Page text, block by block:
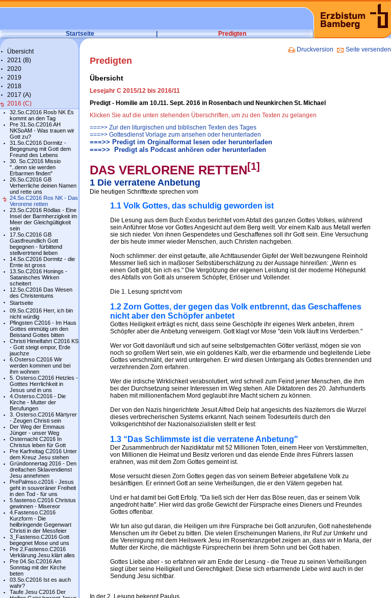
Startseite | Predigten
Übersicht
2021 (B)
2020
2019
2018
2017 (A)
2016 (C)
32.So.C2016 Rosb NK Es
kommt an den Tag
Pre 31.So.C2016 AH
NKSoAM - Was trauen wir
Gott zu?
31.So.C2016 Dormitz -
Begegnung mit Gott dem
Freund des Lebens
30. So.C2016 Missio
"..denn sie werden
Erbarmen finden"
26.So.C2016 GB
Verherrliche deinen Namen
und rette uns
24.So.C2016 Ros NK - Das
Verorene retten
23.So.C2016 Rödlas - Eine
Insel der Barmherzigkeit im
Meer der Gleichgültigkeit
sein
17.So.C2016 GB
Gastfreundlich Gott
begegnen - fürbittend
stellvertrtend lieben
14.So.C2016 Dormitz - die
Ernte ist gross
13.So.C2016 Honings -
Satanisches Wirken
scheitert
12.So.C2016 Das Wesen
des Christentums
Startseite
09.So.C2016 Herr, ich bin
nicht würdig
Pfingsten C2016 - Im Haus
Gottes einmütig um den
Beistand Gottes bitten
Christi Himelfahrt C2016 KS
- Gott steigt empor, Erde
jauchze
6.Osterso C2016 Wir
werden kommen und bei
ihm wohnen
5. Osterso.C2016 Hetzles -
Gotttes Herrlichkeit in
Jesus und in uns
4.Osterso.C2016 - Die
Kirche - Mutter der
Berufungen
3. Osterso.C2016 Märtyrer
- Zeugen Christi sein
Der Weg der Emmaus
Jünger - unser Weg
Osternacht C2016 In
Christus leben für Gott
Pre Karfreitag C2016 Unter
dem Kreuz Jesu stehen
Gründonnertag 2016 - Den
dreifachen Sklavendienst
Jesu annehmen
PrePalmso.c2016 - Jesus
geht in souveräner Freiheit
in den Tod - für uns
5.fastenso.C2016 Christus
gewinnen - Misereor
4.Fastenso.C2016
Kurzform - Die
heilbringende Gegenwart
Christi in der Messfeier
3_Fastenso.C2016 Gott
begegnet Mose und uns
Pre 2.Fastenso.C2016
Verklärung Jesu klärt alles
Pre 04.So.C2016 Am
Sonntag mit der Kirche
beten
03.So.C2016 Ist es auch
wahr?
Taufe Jesu C2016 Der
Druckversion Seite versenden
Predigten
Übersicht
Lesejahr C 2015/12 bis 2016/11
Predigt - Homilie am 10./11. Sept. 2016 in Rosenbach und Neunkirchen St. Michael
Klicken Sie auf die unten stehenden Überschriften, um zu den Texten zu gelangen
===>> Zur den liturgischen und biblischen Texten des Tages
===>> Gottesdienst Vorlage zum ansehen oder herunterladen
===>> Predigt im Orginalformat lesen oder herunterladen
===>> Predigt als Podcast anhören oder herunterladen
DAS VERLORENE RETTEN[1]
1 Die verratene Anbetung
Die heutigen Schrifttexte sprechen vom
1.1 Volk Gottes, das schuldig geworden ist
Die Lesung aus dem Buch Exodus berichtet vom Abfall des ganzen Gottes Volkes, während
sein Anführer Mose vor Gottes Angesicht auf dem Berg weilt. Vor einem Kalb aus Metall werfen
sie sich nieder. Von ihnen Gespendetes und Geschaffenes soll ihr Gott sein. Eine Versuchung
der bis heute immer wieder Menschen, auch Christen nachgeben.
Noch schlimmer: der einst getaufte, alle Achttausender Gipfel der Welt bezwungene Reinhold
Messmer ließ sich in maßloser Selbstüberschätzung zu der Aussage hinreißen: „Wenn es
einen Gott gibt, bin ich es." Die Vergötzung der eigenen Leistung ist der moderne Höhepunkt
des Abfalls von Gott als unserem Schöpfer, Erlöser und Vollender.
Die 1. Lesung spricht vom
1.2 Zorn Gottes, der gegen das Volk entbrennt, das Geschaffenes
nicht aber den Schöpfer anbetet
Gottes Heiligkeit erträgt es nicht, dass seine Geschöpfe ihr eigenes Werk anbeten, ihrem
Schöpfer aber die Anbetung verweigern. Gott klagt vor Mose "dein Volk läuft ins Verderben."
Wer vor Gott davonläuft und sich auf seine selbstgemachten Götter verlässt, mögen sie von
noch so großem Wert sein, wie ein goldenes Kalb, wer die erbarmende und begleitende Liebe
Gottes verschmäht, der wird untergehen. Er wird diesen Untergang als Gottes brennenden und
verzehrenden Zorn erfahren.
Wer die irdische Wirklichkeit verabsolutiert, wird schnell zum Feind jener Menschen, die ihm
bei der Durchsetzung seiner Interessen im Weg stehen. Alle Diktatoren des 20. Jahrhunderts
haben mit millionenfachem Mord geglaubt ihre Macht sichern zu können.
Der von den Nazis hingerichtete Jesuit Alfred Delp hat angesichts des Naziterrors die Wurzel
dieses verbrecherischen Systems erkannt. Nach seinem Todesurteils durch den
Volksgerichtshof der Nazionalsozialisten stellt er fest:
1.3 “Das Schlimmste ist die verratene Anbetung"
Der Zusammenbruch der Nazidiktatur mit 52 Millionen Toten, einem Heer von Verstümmelten,
von Millionen die Heimat und Besitz verloren und das elende Ende ihres Führers lassen
erahnen, was mit dem Zorn Gottes gemeint ist.
Mose versucht diesen Zorn Gottes gegen das von seinem Befreier abgefallene Volk zu
besänftigen. Er erinnert Gott an seine Verheißungen, die er den Vätern gegeben hat.
Und er hat damit bei Gott Erfolg. "Da ließ sich der Herr das Böse reuen, das er seinem Volk
angedroht hatte". Hier wird das große Gewicht der Fürsprache eines Dieners und Freundes
Gottes offenbar.
Wir tun also gut daran, die Heiligen um ihre Fürsprache bei Gott anzurufen, Gott nahestehende
Menschen um ihr Gebet zu bitten. Die vielen Erscheinungen Mariens, ihr Ruf zur Umkehr und
die Vereinigung mit dem Heilswerk Jesu im Rosenkranzgebet zeigen an, dass wir in Maria, der
Mutter der Kirche, die mächtigste Fürsprecherin bei ihrem Sohn und bei Gott haben.
Gottes Liebe aber - so erfahren wir am Ende der Lesung - die Treue zu seinen Verheißungen
siegt über seine Heiligkeit und Gerechtigkeit. Diese sich erbarmende Liebe wird auch in der
Sendung Jesu sichtbar.
In der 2. Lesung bekennt Paulus